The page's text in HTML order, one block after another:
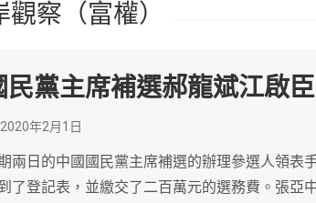
觀察（富權）
民黨主席補選郝龍斌江啟
2020年2月1日
兩日的中國國民黨主席補選的辦理參選人領表
了登記表，並繳交了二百萬元的選務費。張亞